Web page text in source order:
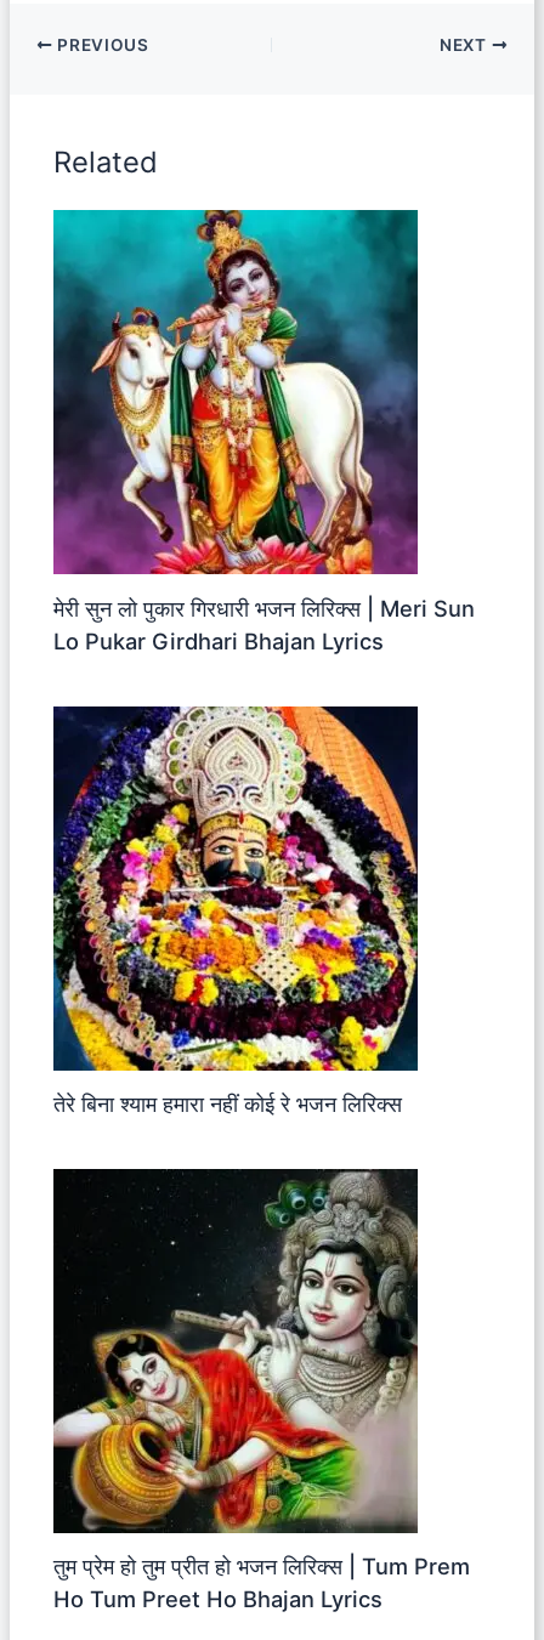
PREVIOUS NEXT
Related
मेरी सुन लो पुकार गिरधारी भजन लिरिक्स | Meri Sun
Lo Pukar Girdhari Bhajan Lyrics
तेरे बिना श्याम हमारा नहीं कोई रे भजन लिरिक्स
तुम प्रेम हो तुम प्रीत हो भजन लिरिक्स | Tum Prem
Ho Tum Preet Ho Bhajan Lyrics